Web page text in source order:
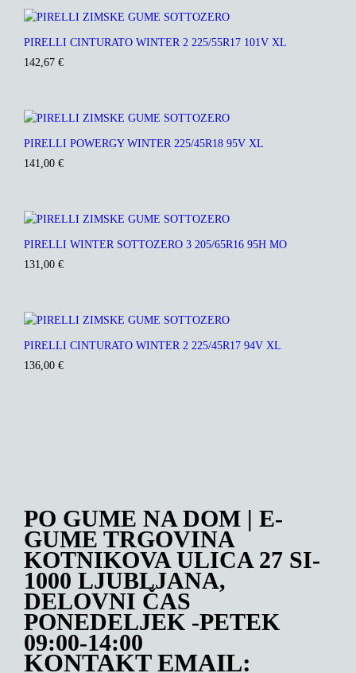
PIRELLI CINTURATO WINTER 2 225/55R17 101V XL
142,67 €
PIRELLI POWERGY WINTER 225/45R18 95V XL
141,00 €
PIRELLI WINTER SOTTOZERO 3 205/65R16 95H MO
131,00 €
PIRELLI CINTURATO WINTER 2 225/45R17 94V XL
136,00 €
PO GUME NA DOM | E-
GUME TRGOVINA
KOTNIKOVA ULICA 27 SI-
1000 LJUBLJANA,
DELOVNI ČAS
PONEDELJEK -PETEK
09:00-14:00
KONTAKT EMAIL: